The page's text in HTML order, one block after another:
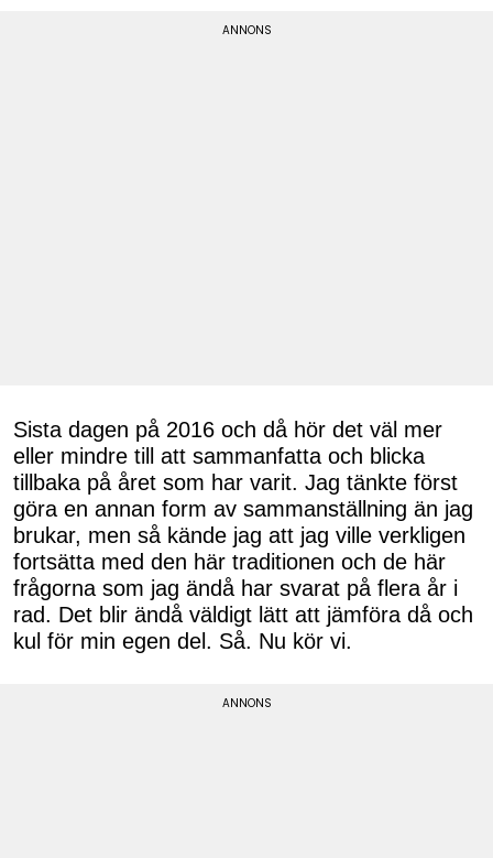
Sista dagen på 2016 och då hör det väl mer
eller mindre till att sammanfatta och blicka
tillbaka på året som har varit. Jag tänkte först
göra en annan form av sammanställning än jag
brukar, men så kände jag att jag ville verkligen
fortsätta med den här traditionen och de här
frågorna som jag ändå har svarat på flera år i
rad. Det blir ändå väldigt lätt att jämföra då och
kul för min egen del. Så. Nu kör vi.